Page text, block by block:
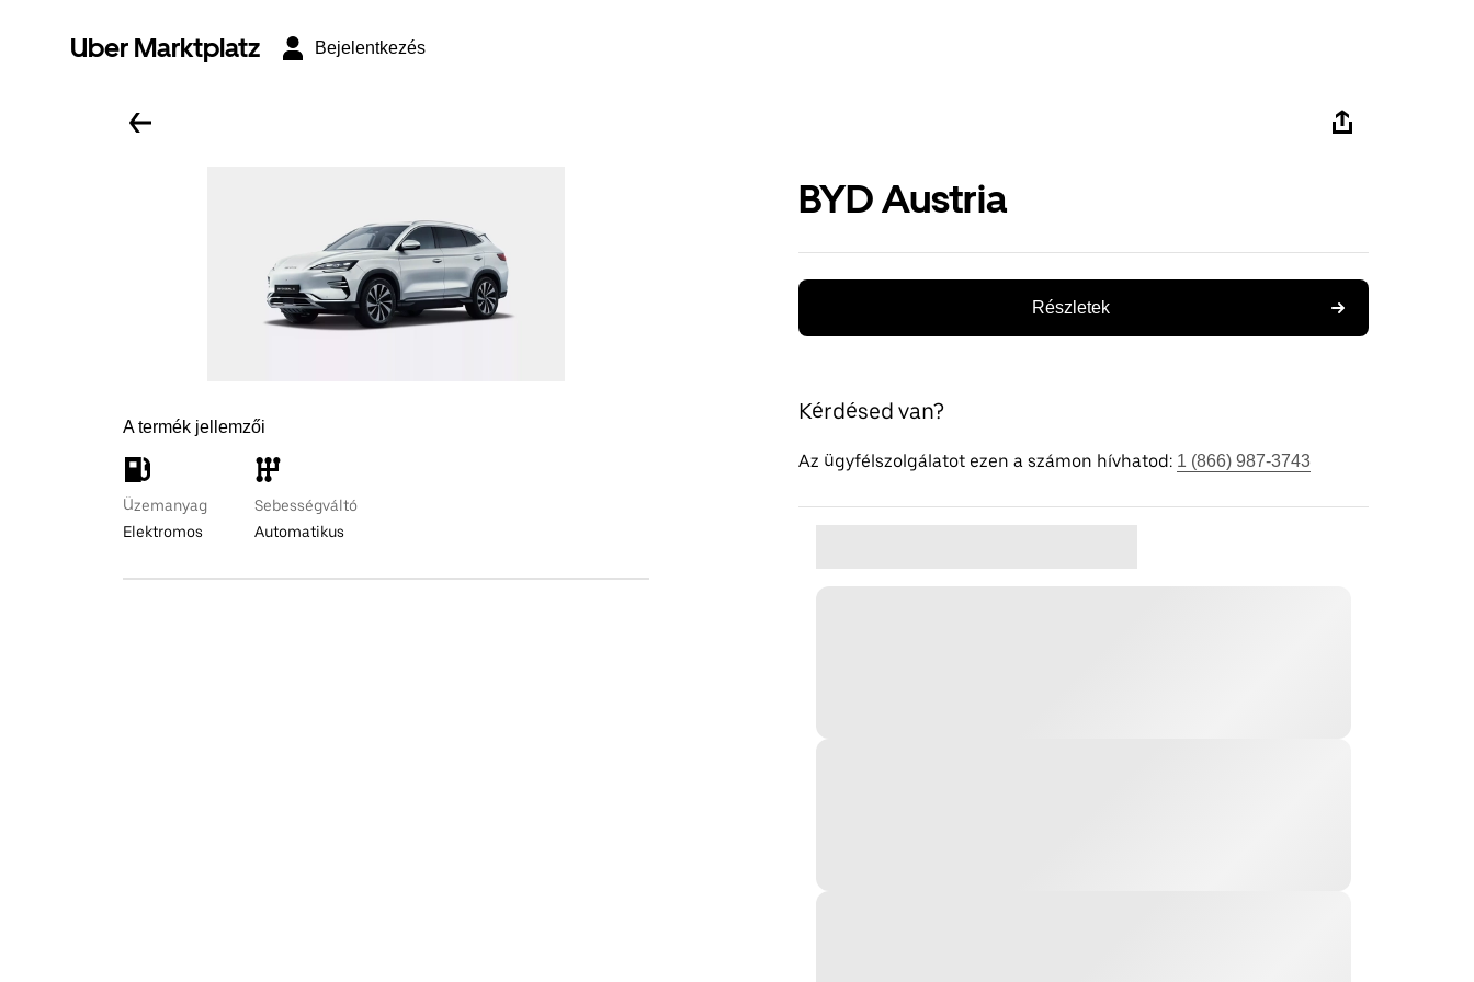
Uber Marktplatz Bejelentkezés
A termék jellemzői
Üzemanyag
Elektromos
Sebességváltó
Automatikus
BYD Austria
Részletek
Kérdésed van?
Az ügyfélszolgálatot ezen a számon hívhatod: 1 (866) 987-3743